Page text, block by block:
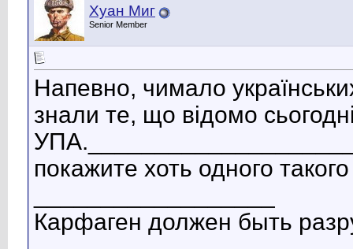
Хуан Миг
Senior Member
Напевно, чимало
знали те, що відомо
покажите хоть одного
Карфаген должен быть